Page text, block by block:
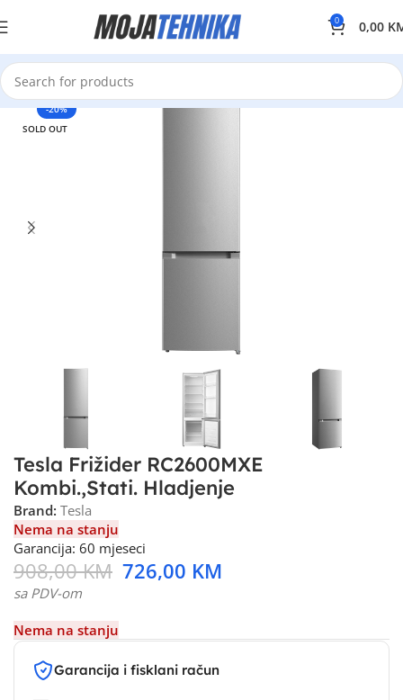
0 0,00
-20%
SOLD OUT
Tesla Frižider RC2600MXE
Kombi.,Stati. Hladjenje
Brand: Tesla
Nema na stanju
Garancija: 60 mjeseci
908,00KM 726,00 KM
sa PDV-om
Nema na stanju
Garancija i fisklani račun